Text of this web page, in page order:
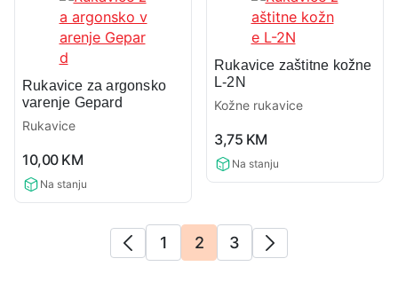
Rukavice za argonsko
varenje Gepard
Rukavice
rating
10,00 KM
Na stanju
Rukavice zaštitne kožne
L-2N
Kožne rukavice
rating
3,75 KM
Na stanju
1 2 3